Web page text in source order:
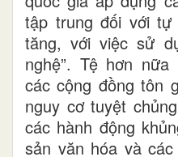
tập trung đối với
tăng, với việc sử
nghệ”. Tệ hơn
các cộng đồng tôn
nguy cơ tuyệt
các hành động
sản văn hóa và